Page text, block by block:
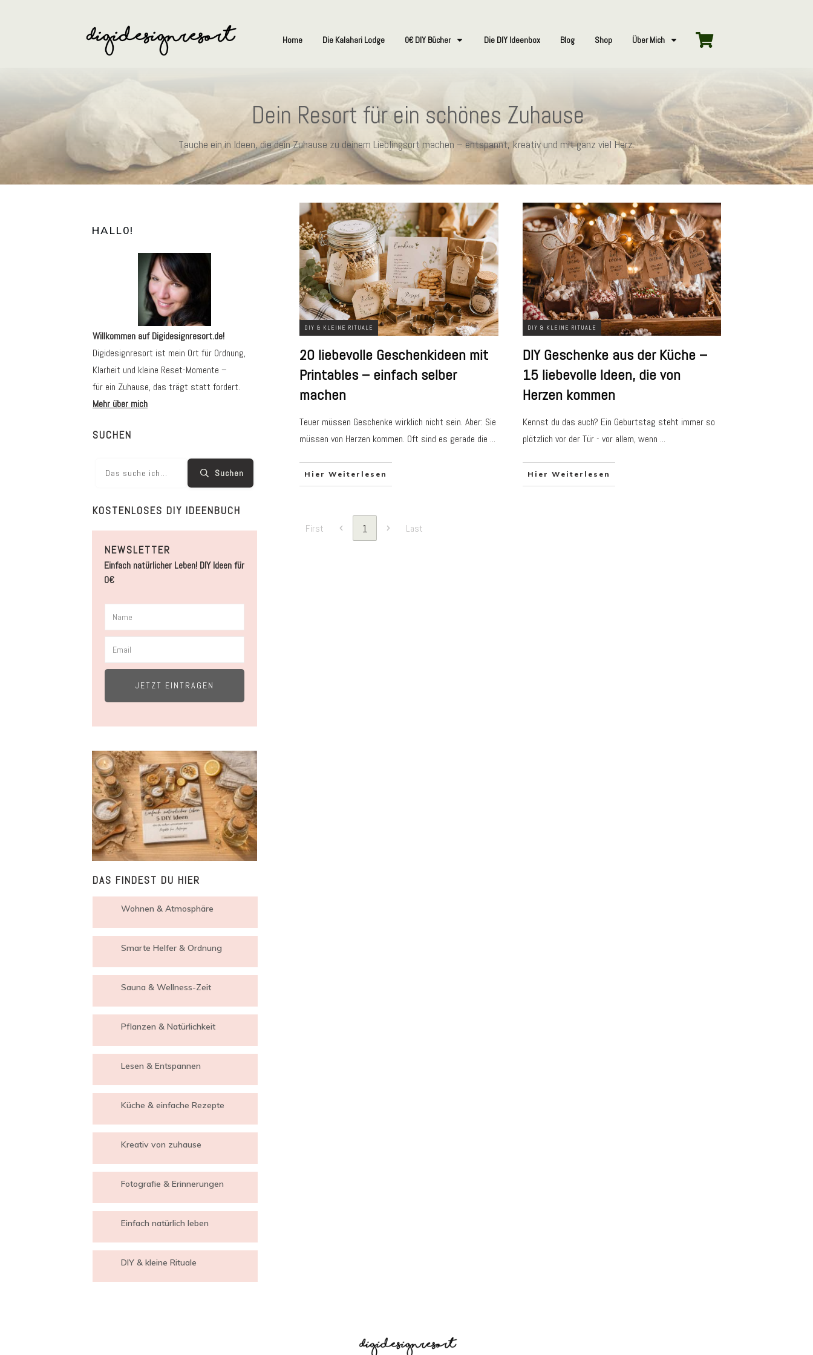
Home Die Kalahari Lodge 0€ DIY Bücher Die DIY Ideenbox Blog Shop Über Mich
Dein Resort für ein schönes Zuhause
Tauche ein in Ideen, die dein Zuhause zu deinem Lieblingsort machen – entspannt, kreativ und mit ganz viel Herz.
DIY & KLEINE RITUALE
20 liebevolle Geschenkideen mit
Printables – einfach selber
machen
Teuer müssen Geschenke wirklich nicht sein. Aber: Sie
müssen von Herzen kommen. Oft sind es gerade die ...
Hier Weiterlesen
DIY & KLEINE RITUALE
DIY Geschenke aus der Küche –
15 liebevolle Ideen, die von
Herzen kommen
Kennst du das auch? Ein Geburtstag steht immer so
plötzlich vor der Tür - vor allem, wenn ...
Hier Weiterlesen
First 1 Last
HALL0!
Willkommen auf Digidesignresort.de!
Digidesignresort ist mein Ort für Ordnung,
Klarheit und kleine Reset-Momente –
für ein Zuhause, das trägt statt fordert.
Mehr über mich
SUCHEN
Suchen
KOSTENLOSES DIY IDEENBUCH
NEWSLETTER
Einfach natürlicher Leben! DIY Ideen für
0€
JETZT EINTRAGEN
DAS FINDEST DU HIER
Wohnen & Atmosphäre
Smarte Helfer & Ordnung
Sauna & Wellness-Zeit
Pflanzen & Natürlichkeit
Lesen & Entspannen
Küche & einfache Rezepte
Kreativ von zuhause
Fotografie & Erinnerungen
Einfach natürlich leben
DIY & kleine Rituale